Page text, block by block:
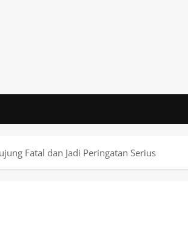
Fatal dan Jadi Peringatan Serius